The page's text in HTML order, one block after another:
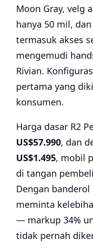
Moon Gray, velg
hanya 50 mil,
termasuk akses
mengemudi
Rivian.
pertama yang
konsumen.
Harga dasar R2
US$57.990, dan
US$1.495, mobil
di tangan
Dengan banderol
meminta
— markup 34%
tidak pernah